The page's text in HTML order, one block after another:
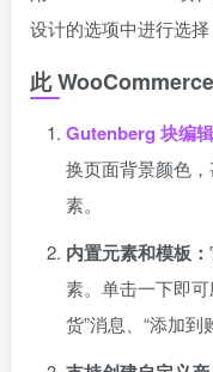
设计的选项中进行选择
此
Gutenberg 块编
换页面背景颜色
素。
内置元素和模板：
素。单击一下即可
货”消息、“添加到